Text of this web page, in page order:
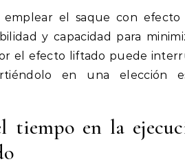
emplear el saque con
y capacidad para
el efecto liftado puede
en una elección
tiempo en la